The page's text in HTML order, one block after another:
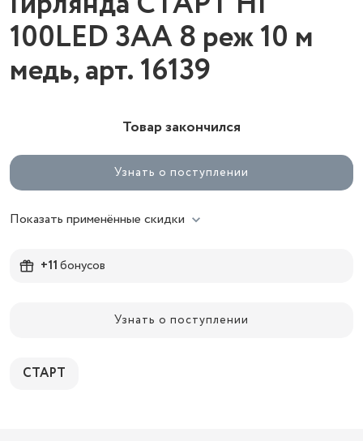
100LED 3АА 8 реж 10 м
медь, арт. 16139
Товар закончился
Узнать о поступлении
Показать применённые скидки
+11бонусов
Узнать о поступлении
СТАРТ